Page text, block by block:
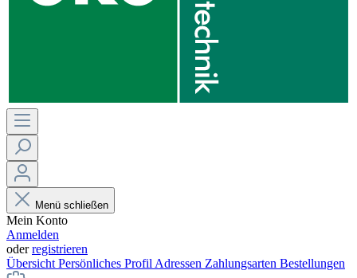
Menü schließen
Mein Konto
Anmelden
oderregistrieren
Übersicht Persönliches Profil Adressen Zahlungsarten Bestellungen